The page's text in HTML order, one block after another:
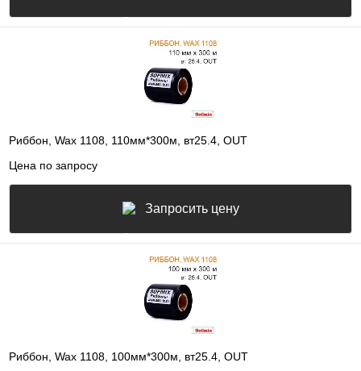
Риббон, Wax 1108, 110мм*300м, вт25.4, OUT
Цена по запросу
Запросить цену
Риббон, Wax 1108, 100мм*300м, вт25.4, OUT